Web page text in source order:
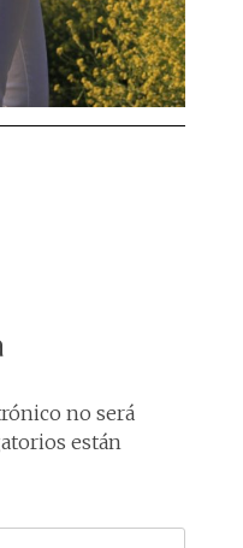
no será
están